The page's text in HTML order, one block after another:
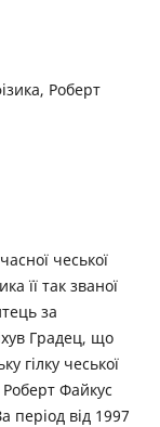
Роберт
чеської
її так званої
за
Градец, що
гілку чеської
Роберт Файкус
від 1997